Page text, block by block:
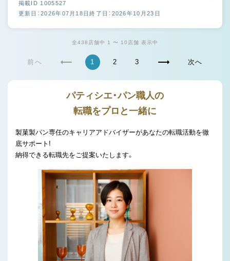
掲載ID 1005527
更新日：2026年07月18日終了日：2026年10月23日
全438店舗中 1 〜 10店舗 表示中
前へ 1 2 3 次へ
パティシエ・パン職人の
転職をプロと一緒に
製菓製パン専任のキャリアアドバイザーがあなたの転職活動を徹
底サポート!
納得できる転職先をご提案いたします。